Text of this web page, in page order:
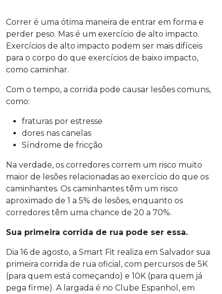
Correr é uma ótima maneira de entrar em forma e
perder peso. Mas é um exercício de alto impacto.
Exercícios de alto impacto podem ser mais difíceis
para o corpo do que exercícios de baixo impacto,
como caminhar.
Com o tempo, a corrida pode causar lesões comuns,
como:
fraturas por estresse
dores nas canelas
Síndrome de fricção
Na verdade, os corredores correm um risco muito
maior de lesões relacionadas ao exercício do que os
caminhantes. Os caminhantes têm um risco
aproximado de 1 a 5% de lesões, enquanto os
corredores têm uma chance de 20 a 70%.
Sua primeira corrida de rua pode ser essa.
Dia 16 de agosto, a Smart Fit realiza em Salvador sua
primeira corrida de rua oficial, com percursos de 5K
(para quem está começando) e 10K (para quem já
pega firme). A largada é no Clube Espanhol, em